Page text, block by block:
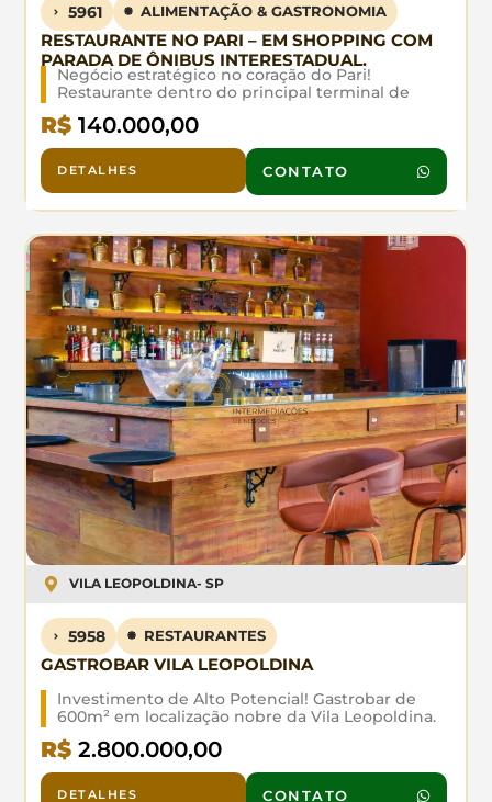
5961 ALIMENTAÇÃO & GASTRONOMIA
RESTAURANTE NO PARI – EM SHOPPING COM
PARADA DE ÔNIBUS INTERESTADUAL.
Negócio estratégico no coração do Pari!
Restaurante dentro do principal terminal de
ônibus interestadual, com fluxo garantido de 65
ônibus/dia nos picos. Público cativo de
passageiros em trânsito - demanda constante e
crescente. Infraestrutura completa, operação
otimizada e potencial expansivo. Excelente
retorno com baixo investimento inicial.
Oportunidade para investidores visionários!
(Venda por motivo de Saúde)
R$ 140.000,00
DETALHES CONTATO
VILA LEOPOLDINA- SP
5958 RESTAURANTES
GASTROBAR VILA LEOPOLDINA
Investimento de Alto Potencial! Gastrobar de
600m² em localização nobre da Vila Leopoldina.
totalmente equipados. Perfeito para eventos
sociais e corporativos, com enorme potencial de
expansão. Negócio pronto para operar e lucrar.
R$ 2.800.000,00
DETALHES CONTATO